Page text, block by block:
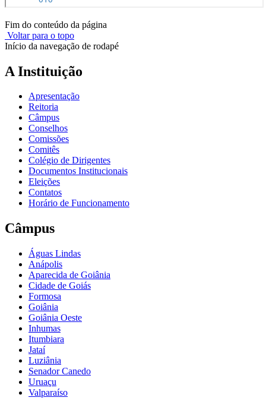
Fim do conteúdo da página
Voltar para o topo
Início da navegação de rodapé
A Instituição
Apresentação
Reitoria
Câmpus
Conselhos
Comissões
Comitês
Colégio de Dirigentes
Documentos Institucionais
Eleições
Contatos
Horário de Funcionamento
Câmpus
Águas Lindas
Anápolis
Aparecida de Goiânia
Cidade de Goiás
Formosa
Goiânia
Goiânia Oeste
Inhumas
Itumbiara
Jataí
Luziânia
Senador Canedo
Uruaçu
Valparaíso